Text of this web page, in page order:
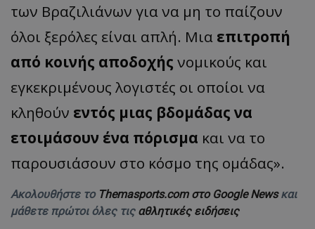
των Βραζιλιάνων για να μη το παίζουν
όλοι ξερόλες είναι απλή. Μια επιτροπή
από κοινής αποδοχής νομικούς και
εγκεκριμένους λογιστές οι οποίοι να
κληθούν εντός μιας βδομάδας να
ετοιμάσουν ένα πόρισμα και να το
παρουσιάσουν στο κόσμο της ομάδας».
Ακολουθήστε το Themasports.com στο Google Newsκαι
μάθετε πρώτοι όλες τις αθλητικές ειδήσεις